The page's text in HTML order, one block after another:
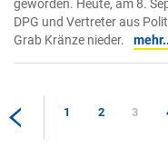
geworden. Heute, am 8.
DPG und Vertreter aus
Grab Kränze nieder.
1 2 3